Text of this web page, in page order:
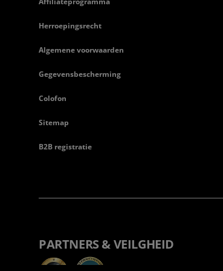
Herroepingsrecht
Algemene voorwaarden
Gegevensbescherming
Colofon
Sitemap
B2B registratie
PARTNERS & VEILGHEID